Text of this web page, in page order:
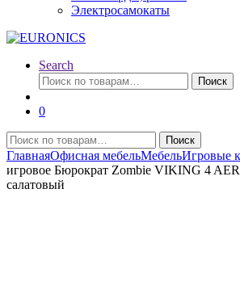
Электросамокаты
Search
Искать:
Поиск
0
Искать:
Поиск
ГлавнаяОфисная мебельМебельИгровые
игровое Бюрократ Zombie VIKING 4
салатовый